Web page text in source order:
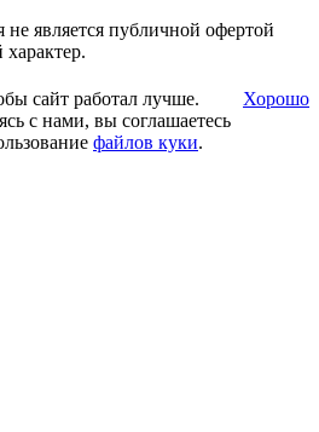
является публичной офертой
сайт работал лучше.
с нами, вы соглашаетесь
файлов куки.
Хорошо